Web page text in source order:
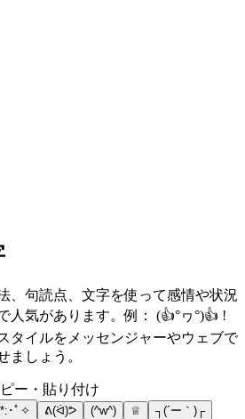
、句読点、文字を使って感情や状況
人気があります。例： (👍°ヮ°)👍 !
タイルをメッセンジャーやウェブで
ましょう。
ー・貼り付け
･ﾟ✧ ᕕ(ᐛ)ᕗ (^w^) ♕
┐(´ー｀)┌